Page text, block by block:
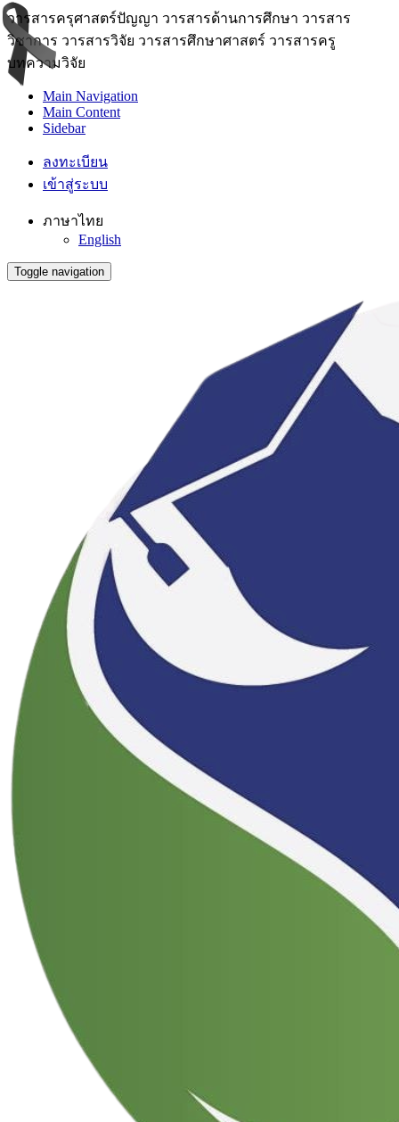
วารสารครุศาสตร์ปัญญา วารสารด้านการศึกษา วารสาร
วิชาการ วารสารวิจัย วารสารศึกษาศาสตร์ วารสารครู
บทความวิจัย
Main Navigation
Main Content
Sidebar
ลงทะเบียน
เข้าสู่ระบบ
ภาษาไทย
English
Toggle navigation